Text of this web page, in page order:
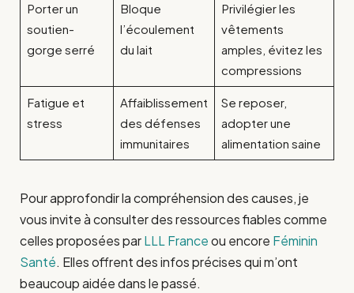
Porter un
soutien-
gorge serré
Bloque
l’écoulement
du lait
Privilégier les
vêtements
amples, évitez les
compressions
Fatigue et
stress
Affaiblissement
des défenses
immunitaires
Se reposer,
adopter une
alimentation saine
Pour approfondir la compréhension des causes, je
vous invite à consulter des ressources fiables comme
celles proposées parLLL Franceou encore Féminin
Santé. Elles offrent des infos précises qui m’ont
beaucoup aidée dans le passé.